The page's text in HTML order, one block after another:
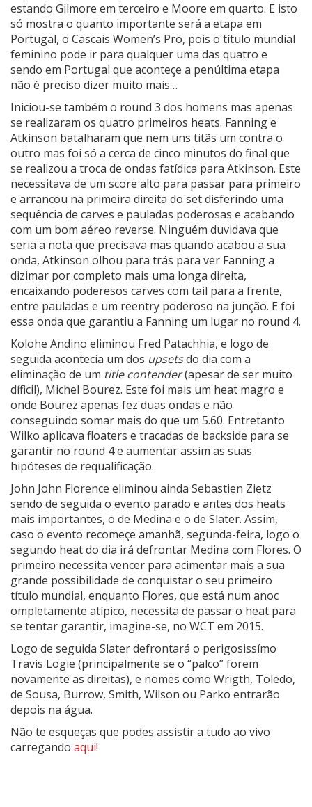
estando Gilmore em terceiro e Moore em quarto. E isto
só mostra o quanto importante será a etapa em
Portugal, o Cascais Women’s Pro, pois o título mundial
feminino pode ir para qualquer uma das quatro e
sendo em Portugal que aconteçe a penúltima etapa
não é preciso dizer muito mais…
Iniciou-se também o round 3 dos homens mas apenas
se realizaram os quatro primeiros heats. Fanning e
Atkinson batalharam que nem uns titãs um contra o
outro mas foi só a cerca de cinco minutos do final que
se realizou a troca de ondas fatídica para Atkinson. Este
necessitava de um score alto para passar para primeiro
e arrancou na primeira direita do set disferindo uma
sequência de carves e pauladas poderosas e acabando
com um bom aéreo reverse. Ninguém duvidava que
seria a nota que precisava mas quando acabou a sua
onda, Atkinson olhou para trás para ver Fanning a
dizimar por completo mais uma longa direita,
encaixando poderesos carves com tail para a frente,
entre pauladas e um reentry poderoso na junção. E foi
essa onda que garantiu a Fanning um lugar no round 4.
Kolohe Andino eliminou Fred Patachhia, e logo de
seguida acontecia um dos upsetsdo dia com a
eliminação de um title contender(apesar de ser muito
díficil), Michel Bourez. Este foi mais um heat magro e
onde Bourez apenas fez duas ondas e não
conseguindo somar mais do que um 5.60. Entretanto
Wilko aplicava floaters e tracadas de backside para se
garantir no round 4 e aumentar assim as suas
hipóteses de requalificação.
John John Florence eliminou ainda Sebastien Zietz
sendo de seguida o evento parado e antes dos heats
mais importantes, o de Medina e o de Slater. Assim,
caso o evento recomeçe amanhã, segunda-feira, logo o
segundo heat do dia irá defrontar Medina com Flores. O
primeiro necessita vencer para acimentar mais a sua
grande possibilidade de conquistar o seu primeiro
título mundial, enquanto Flores, que está num anoc
ompletamente atípico, necessita de passar o heat para
se tentar garantir, imagine-se, no WCT em 2015.
Logo de seguida Slater defrontará o perigosissímo
Travis Logie (principalmente se o “palco” forem
novamente as direitas), e nomes como Wrigth, Toledo,
de Sousa, Burrow, Smith, Wilson ou Parko entrarão
depois na água.
Não te esqueças que podes assistir a tudo ao vivo
carregando aqui!